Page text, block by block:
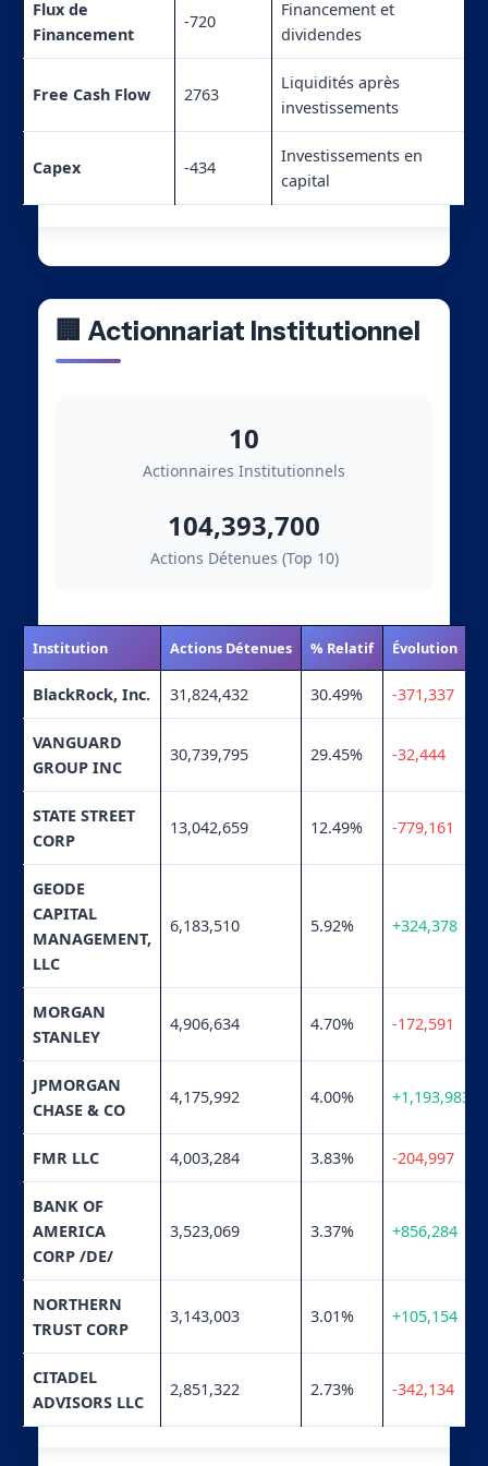
Flux de
Financement
-720
Financement et
dividendes
Free Cash Flow 2763
Liquidités après
investissements
Capex -434
Investissements en
capital
🏢 Actionnariat Institutionnel
10
Actionnaires Institutionnels
104,393,700
Actions Détenues (Top 10)
Institution Actions Détenues % Relatif Évolution
BlackRock, Inc. 31,824,432 30.49% -371,337
VANGUARD
GROUP INC
30,739,795 29.45% -32,444
STATE STREET
CORP
13,042,659 12.49% -779,161
GEODE
CAPITAL
MANAGEMENT,
LLC
6,183,510 5.92% +324,378
MORGAN
STANLEY
4,906,634 4.70% -172,591
JPMORGAN
CHASE & CO
4,175,992 4.00% +1,193,983
FMR LLC 4,003,284 3.83% -204,997
BANK OF
AMERICA
CORP /DE/
3,523,069 3.37% +856,284
NORTHERN
TRUST CORP
3,143,003 3.01% +105,154
CITADEL
ADVISORS LLC
2,851,322 2.73% -342,134